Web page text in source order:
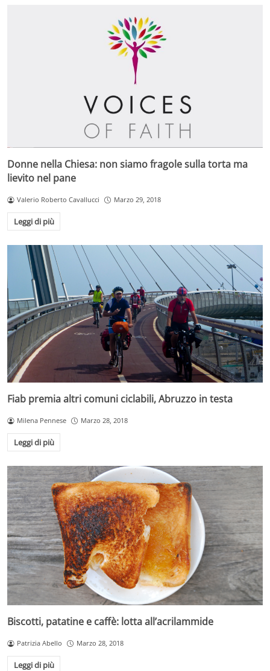
Donne nella Chiesa: non siamo fragole sulla torta ma
lievito nel pane
Valerio Roberto Cavallucci Marzo 29, 2018
Leggi di più
Fiab premia altri comuni ciclabili, Abruzzo in testa
Milena Pennese Marzo 28, 2018
Leggi di più
Biscotti, patatine e caffè: lotta all’acrilammide
Patrizia Abello Marzo 28, 2018
Leggi di più